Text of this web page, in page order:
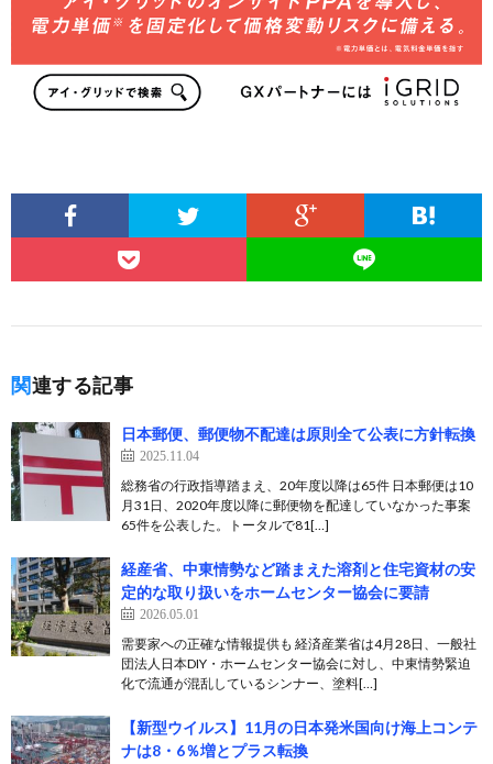
関連する記事
日本郵便、郵便物不配達は原則全て公表に方針転換
2025.11.04
総務省の行政指導踏まえ、20年度以降は65件 日本郵便は10
月31日、2020年度以降に郵便物を配達していなかった事案
65件を公表した。トータルで81[…]
経産省、中東情勢など踏まえた溶剤と住宅資材の安
定的な取り扱いをホームセンター協会に要請
2026.05.01
需要家への正確な情報提供も 経済産業省は4月28日、一般社
団法人日本DIY・ホームセンター協会に対し、中東情勢緊迫
化で流通が混乱しているシンナー、塗料[…]
【新型ウイルス】11月の日本発米国向け海上コンテ
ナは8・6％増とプラス転換